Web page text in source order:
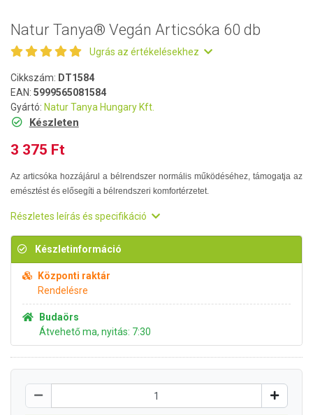
Natur Tanya® Vegán Articsóka 60 db
Ugrás az értékelésekhez
Cikkszám: DT1584
EAN: 5999565081584
Gyártó: Natur Tanya Hungary Kft.
Készleten
3 375 Ft
Az articsóka hozzájárul a bélrendszer normális működéséhez, támogatja az
emésztést és elősegíti a bélrendszeri komfortérzetet.
Részletes leírás és specifikáció
Készletinformáció
Központi raktár
Rendelésre
Budaörs
Átvehető ma, nyitás: 7:30